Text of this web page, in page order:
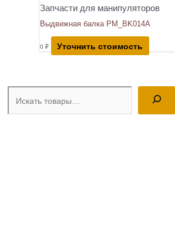
Поиск
Запчасти для манипуляторов
Выдвижная балка PM_BK014A
0 ₽ Уточнить стоимость